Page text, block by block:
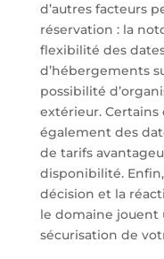
d’autres facteurs
réservation : la
flexibilité des
d’hébergements
possibilité
extérieur. Certains
également des
de tarifs
disponibilité.
décision et la
le domaine jouent
sécurisation de